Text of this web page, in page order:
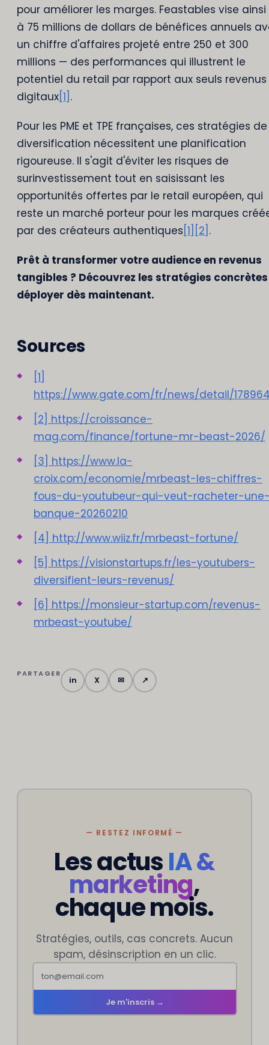
pour améliorer les marges. Feastables vise ainsi
à 75 millions de dollars de bénéfices annuels
un chiffre d'affaires projeté entre 250 et 300
millions — des performances qui illustrent le
potentiel du retail par rapport aux seuls revenus
digitaux [1] .
Pour les PME et TPE françaises, ces stratégies de
diversification nécessitent une planification
rigoureuse. Il s'agit d'éviter les risques de
surinvestissement tout en saisissant les
opportunités offertes par le retail européen, qui
reste un marché porteur pour les marques
par des créateurs authentiques [1] [2] .
Prêt à transformer votre audience en revenus
tangibles ? Découvrez les stratégies
déployer dès maintenant.
Sources
[1]
https://www.gate.com/fr/news/detail/
[2] https://croissance-
mag.com/finance/fortune-mr-beast-2026/
[3] https://www.la-
croix.com/economie/mrbeast-les-chiffres-
fous-du-youtubeur-qui-veut-racheter-
banque-20260210
[4] http://www.wiiz.fr/mrbeast-fortune/
[5] https://visionstartups.fr/les-youtubers-
diversifient-leurs-revenus/
[6] https://monsieur-startup.com/revenus-
mrbeast-youtube/
PARTAGER
in X ✉ ↗
— RESTEZ INFORMÉ —
Les actusIA &
marketing,
chaque mois.
Stratégies, outils, cas concrets. Aucun
spam, désinscription en un clic.
Je m'inscris →